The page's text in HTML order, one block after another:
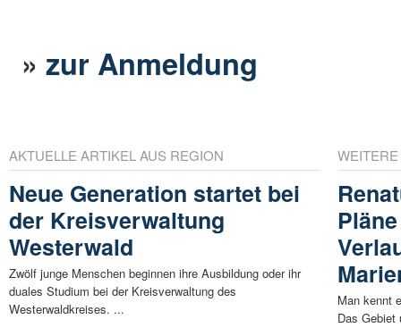
»zur Anmeldung
AKTUELLE ARTIKEL AUS REGION
Neue Generation startet bei
der Kreisverwaltung
Westerwald
Zwölf junge Menschen beginnen ihre Ausbildung oder ihr
duales Studium bei der Kreisverwaltung des
Westerwaldkreises. ...
Man kennt
Das